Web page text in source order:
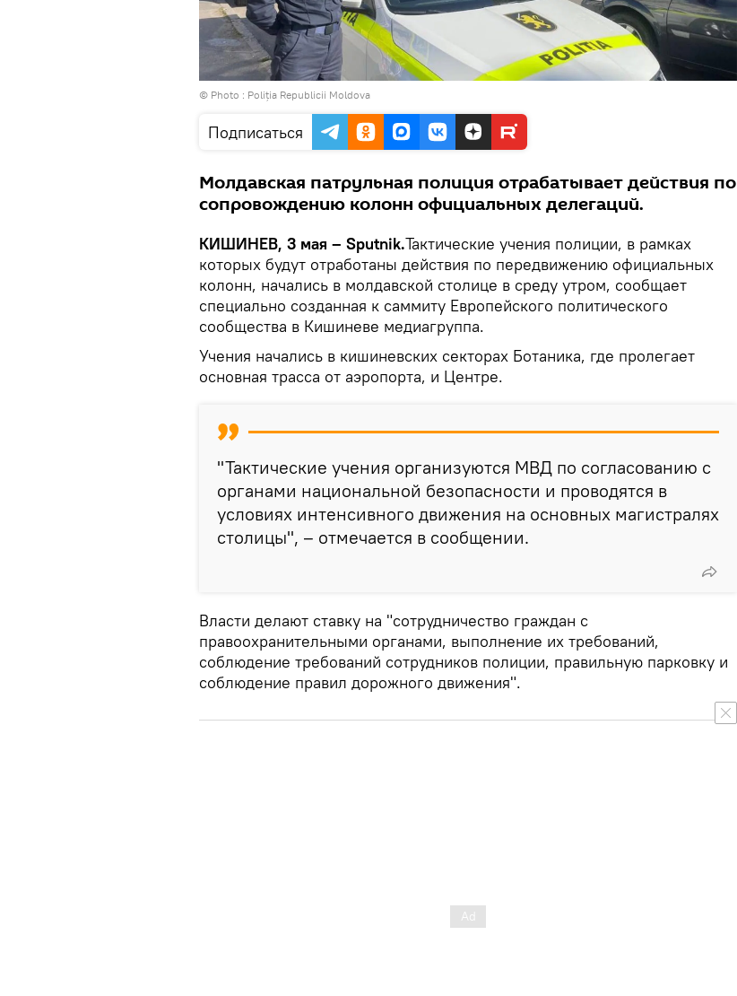
© Photo : Poliția Republicii Moldova
Подписаться
Молдавская патрульная полиция отрабатывает действия по
сопровождению колонн официальных делегаций.
КИШИНЕВ, 3 мая – Sputnik.Тактические учения полиции, в рамках
которых будут отработаны действия по передвижению официальных
колонн, начались в молдавской столице в среду утром, сообщает
специально созданная к саммиту Европейского политического
сообщества в Кишиневе медиагруппа.
Учения начались в кишиневских секторах Ботаника, где пролегает
основная трасса от аэропорта, и Центре.
"Тактические учения организуются МВД по согласованию с
органами национальной безопасности и проводятся в
условиях интенсивного движения на основных магистралях
столицы", – отмечается в сообщении.
Власти делают ставку на "сотрудничество граждан с
правоохранительными органами, выполнение их требований,
соблюдение требований сотрудников полиции, правильную парковку и
соблюдение правил дорожного движения".